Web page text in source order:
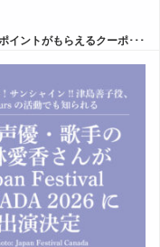
イントがもらえるクーポ･･･